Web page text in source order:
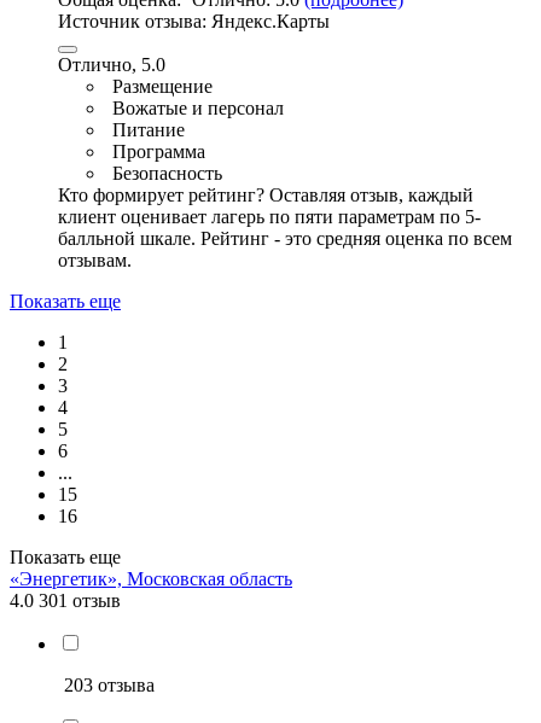
Источник отзыва: Яндекс.Карты
Отлично, 5.0
Размещение
Вожатые и персонал
Питание
Программа
Безопасность
Кто формирует рейтинг? Оставляя отзыв, каждый
клиент оценивает лагерь по пяти параметрам по 5-
балльной шкале. Рейтинг - это средняя оценка по всем
отзывам.
Показать еще
1
2
3
4
5
6
...
15
16
Показать еще
«Энергетик», Московская область
4.0 301 отзыв
203 отзыва